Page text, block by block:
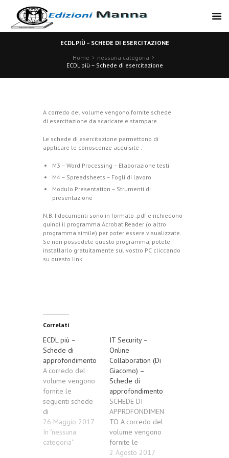
ECDL PIÙ – SCHEDE DI ESERCITAZIONE
Home
nessuna categoria
ECDL più – Schede di esercitazione
A corredo del volume vengono fornite schede
di esercitazione da scaricare e stampare.
Le schede di esercitazione permettono di
applicare le conoscenze acquisite :
M3 – Word Processing – Elaborazione testi
M4 – Spreadsheets – Fogli di lavoro
Modulo Presentation – Strumenti di
presentazione
N.B. I documenti sono in formato .pdf e richiedono
quindi il programma Acrobat Reader (o altro
programma simile) per poter essere visualizzate.
Se non possedete questo programma, potete
installarlo gratuitamente sul vostro PC cliccando
su questo link
Correlati
ECDL più –
Schede di
approfondimento
A corredo del
volume vengono
fornite le
seguenti schede
di
approfondimento
in formato
digitale, in
26 Maggio 2017
In "nessuna
categoria"
IT Security –
Online
Collaboration (Di
Giacomo) –
Schede di
approfondimento
SCHEDE DI
APPROFONDIMEN
TO A corredo del
volume vengono
fornite le
seguenti schede
2 Agosto 2017